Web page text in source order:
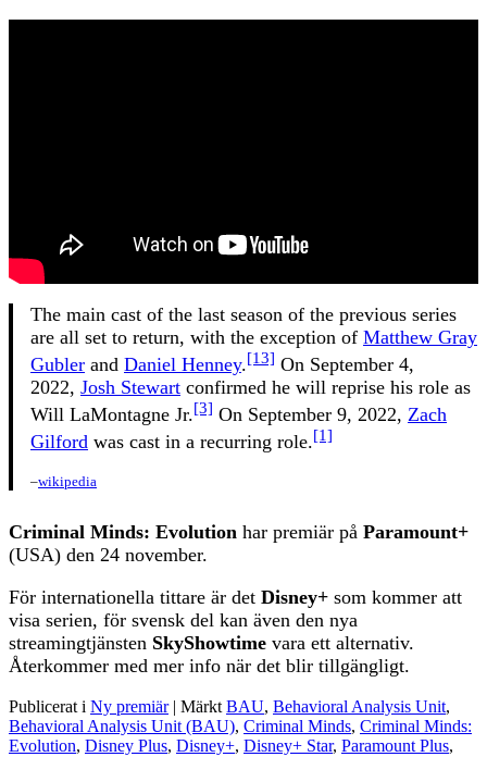
The main cast of the last season of the previous series
are all set to return, with the exception of Matthew Gray
Gubler and Daniel Henney.[13] On September 4,
2022, Josh Stewart confirmed he will reprise his role as
Will LaMontagne Jr.[3] On September 9, 2022, Zach
Gilford was cast in a recurring role.[1]
–wikipedia
Criminal Minds: Evolution har premiär på Paramount+
(USA) den 24 november.
För internationella tittare är det Disney+ som kommer att
visa serien, för svensk del kan även den nya
streamingtjänsten SkyShowtime vara ett alternativ.
Återkommer med mer info när det blir tillgängligt.
Publicerat i Ny premiär | Märkt BAU, Behavioral Analysis Unit,
Behavioral Analysis Unit (BAU), Criminal Minds, Criminal Minds:
Evolution, Disney Plus, Disney+, Disney+ Star, Paramount Plus,